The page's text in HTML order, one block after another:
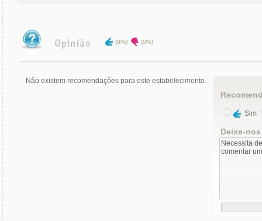
(0%) (0%)
Não existem recomendações para este estabelecimento.
Sim
Deixe-